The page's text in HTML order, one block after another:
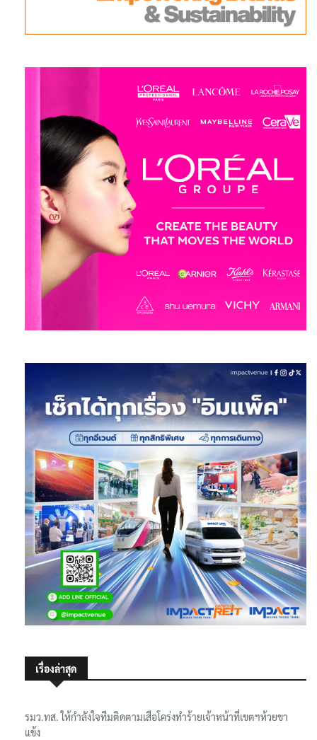
เรื่องล่าสุด
รมว.ทส. ให้กำลังใจทีมติดตามเสือโคร่งทำร้ายเจ้าหน้าที่เขตฯห้วยขา
แข้ง